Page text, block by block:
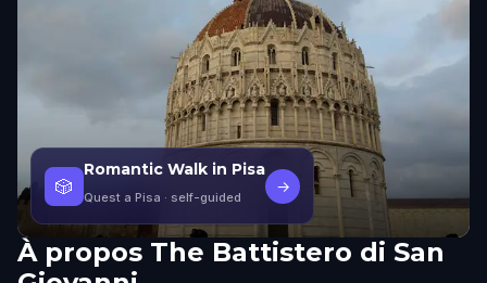
🎲
Romantic Walk in Pisa
Quest a Pisa · self-guided
→
À propos The Battistero di San